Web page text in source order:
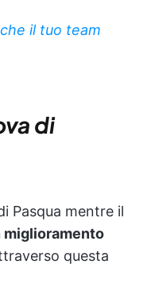
il tuo team
di
Pasqua mentre il
miglioramento
questa